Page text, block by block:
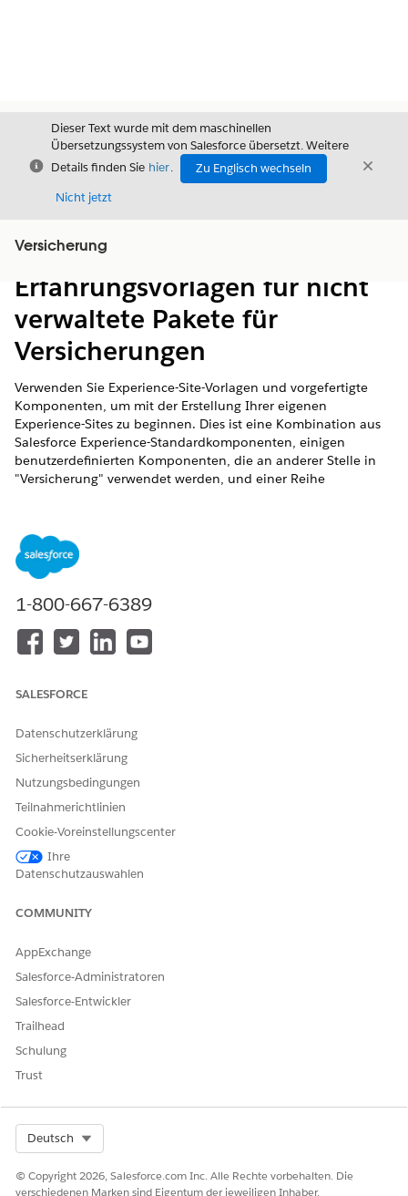
Schließen
Dieser Text wurde mit dem maschinellen
Übersetzungssystem von Salesforce übersetzt. Weitere
Details finden Sie hier.
Zu Englisch wechseln
Nicht jetzt
VersicherungInhalt anzeigen
Inhalt
Erfahrungsvorlagen für nicht
verwaltete Pakete für
Versicherungen
Verwenden Sie Experience-Site-Vorlagen und vorgefertigte
Komponenten, um mit der Erstellung Ihrer eigenen
Experience-Sites zu beginnen. Dies ist eine Kombination aus
Salesforce Experience-Standardkomponenten, einigen
benutzerdefinierten Komponenten, die an anderer Stelle in
"Versicherung" verwendet werden, und einer Reihe
Broker Digital Experience-Site
Ihr Netzwerk von Agenten und Maklern, die Ihre
Versicherungsprodukte verkaufen, benötigen Zugriff auf
bestimmte Funktionen und Funktionen, um ihre Accounts
Cloud kann ihnen diesen Zugriff erteilen.
Erteilen Sie Ihren Versicherungsnehmern auf der Site
zum Anzeigen und Ändern wichtiger Informationen zu
Abrechnungsoptionen.
Erfahrungen
Wir haben vorkonfigurierte Komponenten für
Versicherungserfahrungs-Sites bereitgestellt, aber wir
wissen, dass Sie sie wahrscheinlich mit Ihren Logos,
damit Ihre Kunden sie sehen können. Sie können auch
Einrichten Ihrer Site für digitale Erfahrungen
Erstellen Sie eine Experience-Site für Ihre Benutzer
mithilfe der Vorlagen im nicht verwalteten Paket
KONNTEN SIE IHR PROBLEM MITHILFE DIESES ARTIKELS
Geben Sie uns Feedback, damit wir uns verbessern können.
Ja Nein
1-800-667-6389
SALESFORCE
Datenschutzerklärung
Sicherheitserklärung
Nutzungsbedingungen
Teilnahmerichtlinien
Cookie-Voreinstellungscenter
Ihre
Datenschutzauswahlen
COMMUNITY
AppExchange
Salesforce-Administratoren
Salesforce-Entwickler
Trailhead
Schulung
Trust
Deutsch
© Copyright 2026, Salesforce.com Inc. Alle Rechte vorbehalten. Die
verschiedenen Marken sind Eigentum der jeweiligen Inhaber.